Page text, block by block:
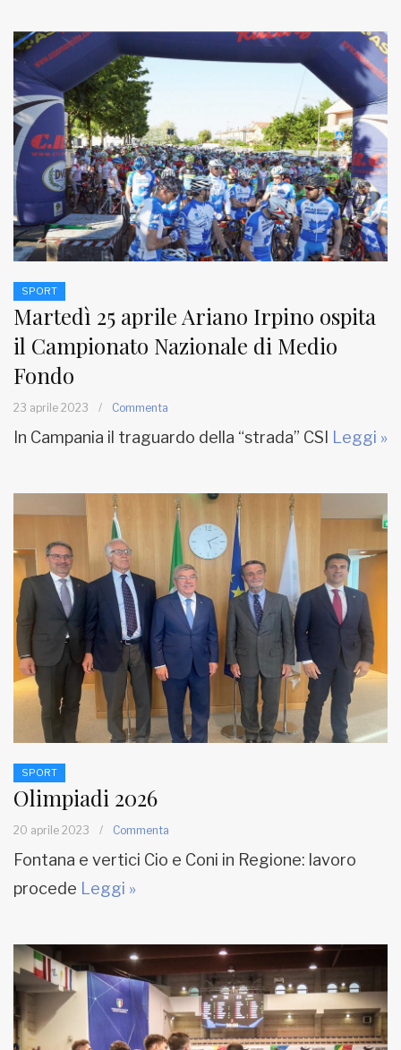
SPORT
Martedì 25 aprile Ariano Irpino ospita
il Campionato Nazionale di Medio
Fondo
23 aprile 2023 / Commenta
In Campania il traguardo della “strada” CSI Leggi »
SPORT
Olimpiadi 2026
20 aprile 2023 / Commenta
Fontana e vertici Cio e Coni in Regione: lavoro
procede Leggi »